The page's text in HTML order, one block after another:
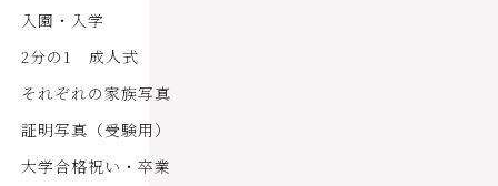
入園・入学
2分の1 成人式
それぞれの家族写真
証明写真（受験用）
大学合格祝い・卒業